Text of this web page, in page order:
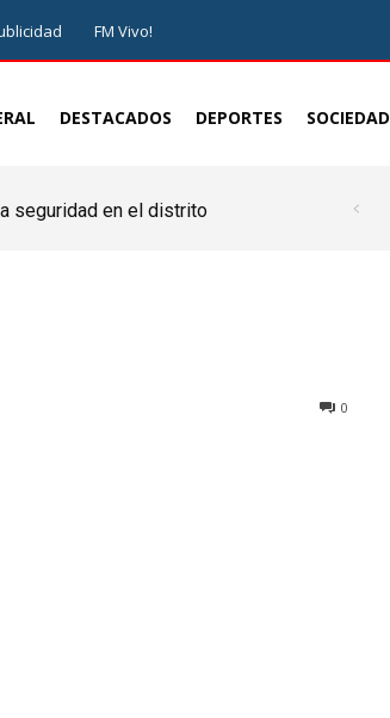
FM Vivo!
DESTACADOS DEPORTES SOCIEDAD
seguridad en el distrito
0